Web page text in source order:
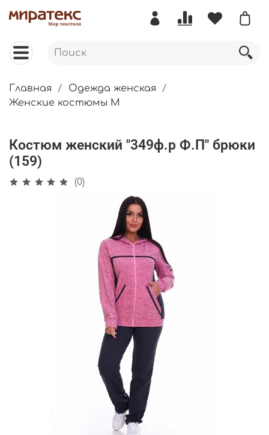
Главная
Одежда женская
Женские костюмы М
Костюм женский "349ф.р Ф.П" брюки
(159)
(0)